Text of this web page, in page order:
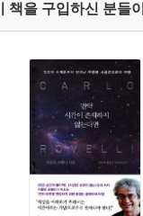
책을 구입하신 분들이